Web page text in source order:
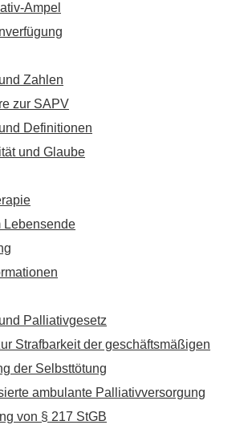
Ampel
Zahlen
zur SAPV
Definitionen
und Glaube
Lebensende
Palliativgesetz
Strafbarkeit der geschäftsmäßigen
der Selbsttötung
ambulante Palliativversorgung
von § 217 StGB